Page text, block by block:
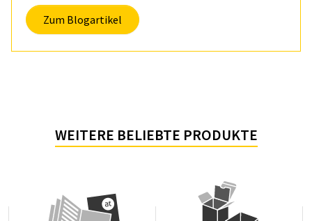
Zum Blogartikel
WEITERE BELIEBTE PRODUKTE